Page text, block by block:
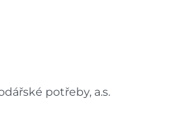
potřeby, a.s.